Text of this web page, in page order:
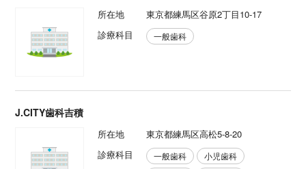
所在地
東京都練馬区谷原2丁目10-17
診療科目
一般歯科
J.CITY歯科吉積
所在地
東京都練馬区高松5-8-20
診療科目
一般歯科
小児歯科